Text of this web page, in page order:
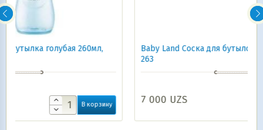
Baby Land Соска для бутылочки силиконовая 0-6мес
7 000UZS